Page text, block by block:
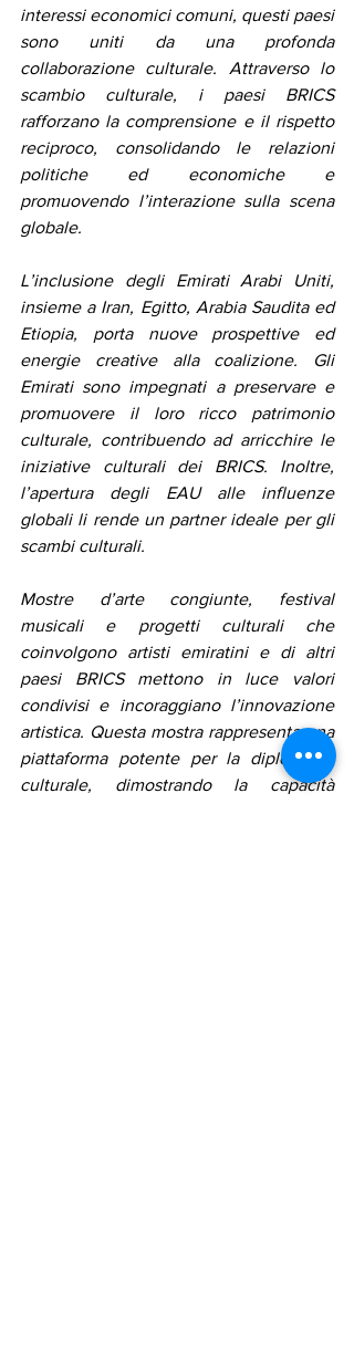
interessi economici comuni, questi paesi
sono uniti da una profonda
collaborazione culturale. Attraverso lo
scambio culturale, i paesi BRICS
rafforzano la comprensione e il rispetto
reciproco, consolidando le relazioni
politiche ed economiche e
promuovendo l’interazione sulla scena
globale.
L’inclusione degli Emirati Arabi Uniti,
insieme a Iran, Egitto, Arabia Saudita ed
Etiopia, porta nuove prospettive ed
energie creative alla coalizione. Gli
Emirati sono impegnati a preservare e
promuovere il loro ricco patrimonio
culturale, contribuendo ad arricchire le
iniziative culturali dei BRICS. Inoltre,
l’apertura degli EAU alle influenze
globali li rende un partner ideale per gli
scambi culturali.
Mostre d’arte congiunte, festival
musicali e progetti culturali che
coinvolgono artisti emiratini e di altri
paesi BRICS mettono in luce valori
condivisi e incoraggiano l’innovazione
artistica. Questa mostra rappresenta una
piattaforma potente per la diplomazia
culturale, dimostrando la capacità